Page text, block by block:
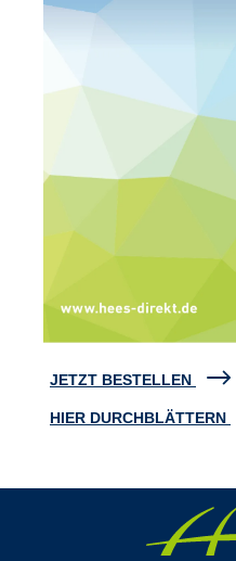
JETZT BESTELLEN
HIER DURCHBLÄTTERN